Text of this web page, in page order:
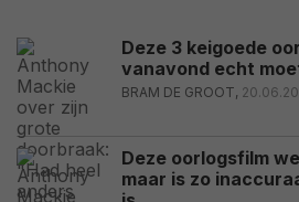
Deze 3 keigoede
vanavond echt
BRAM DE GROOT,
Deze oorlogsfilm
maar is zo